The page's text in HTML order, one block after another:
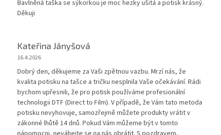
Bavlněná taška se sýkorkou je moc hezky ušitá a potisk krásný.
Děkuji
Kateřina Jányšová
16.4.2026
Dobrý den, děkujeme za Vaši zpětnou vazbu. Mrzí nás, že
kvalita potisku na tašce a tričku nesplnila Vaše očekávání. Rádi
bychom upřesnili, že pro potisk používáme profesionální
technologii DTF (Direct to Film). V případě, že Vám tato metoda
potisku nevyhovuje, samozřejmě můžete produkty vrátit v
zákonné lhůtě 14 dnů. Pokud Vám můžeme být v tomto